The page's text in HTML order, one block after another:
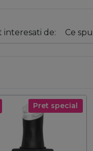
interesati de: Ce
Pret special